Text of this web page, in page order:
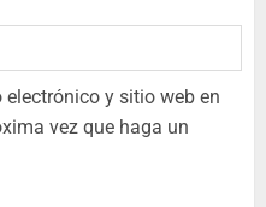
electrónico y sitio web en
vez que haga un